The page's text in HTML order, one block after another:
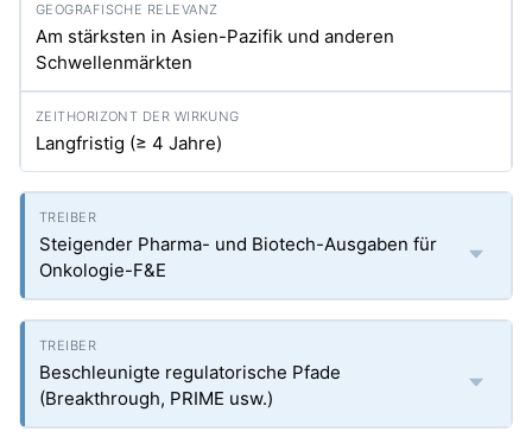
Am stärksten in Asien-Pazifik und anderen
Schwellenmärkten
Langfristig (≥ 4 Jahre)
Steigender Pharma- und Biotech-Ausgaben für
Onkologie-F&E
Beschleunigte regulatorische Pfade
(Breakthrough, PRIME usw.)